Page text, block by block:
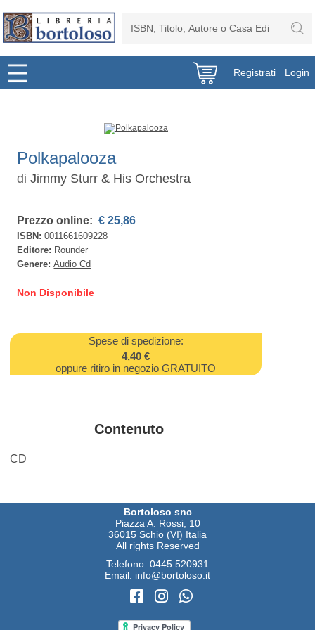
Registrati Login
Polkapalooza
diJimmy Sturr & His Orchestra
Prezzo online: € 25,86
ISBN:0011661609228
Editore: Rounder
Genere:Audio Cd
Non Disponibile
Spese di spedizione:
4,40 €
oppure ritiro in negozio GRATUITO
Contenuto
CD
Bortoloso snc
Piazza A. Rossi, 10
36015 Schio (VI) Italia
All rights Reserved
Telefono: 0445 520931
Email: info@bortoloso.it